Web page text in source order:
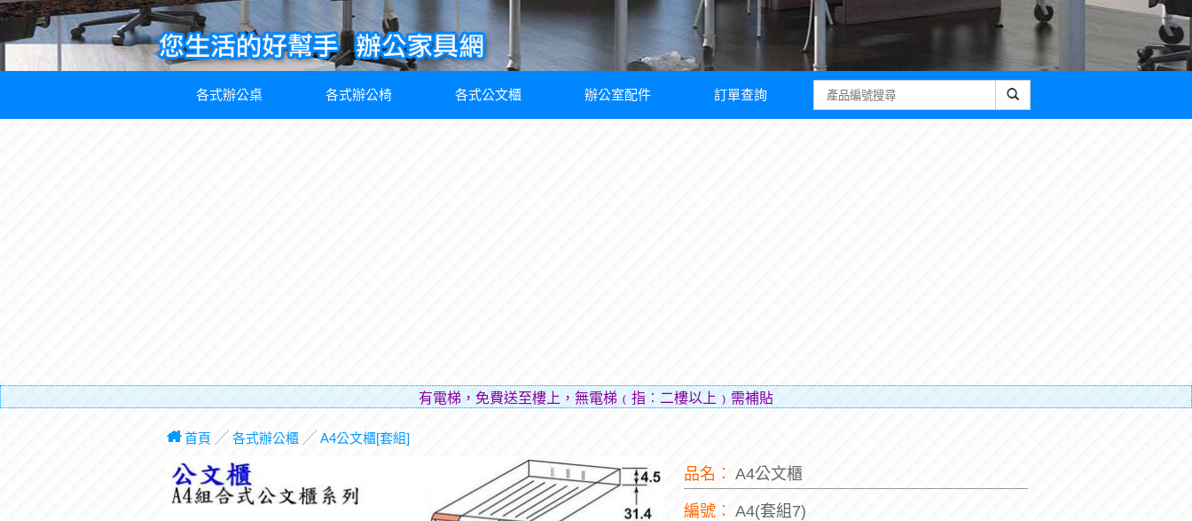
各式辦公桌 各式辦公椅 各式公文櫃 辦公室配件 訂單查詢
有電梯，免費送至樓上，無電梯﹙指︰二樓以上﹚需補貼樓層費用（貼補搬
首頁 ╱ 各式辦公櫃╱ A4公文櫃[套組]
品名︰ A4公文櫃
編號︰ A4(套組7)